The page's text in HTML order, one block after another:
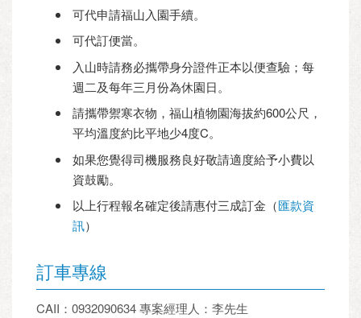
可代申請福山入園手續。
可代訂便當。
入山時請務必攜帶身分證件正本以便查驗；每
週二及每年三月份為休園日。
請攜帶禦寒衣物，福山植物園海拔約600公尺，
平均溫度約比平地少4度C。
如果您覺得司機服務良好敬請適度給予小費以
資鼓勵。
以上行程報名確定後請惠付三成訂金（匯款資
訊）
訂車專線
CAII：0932090634 專案經理人：李先生